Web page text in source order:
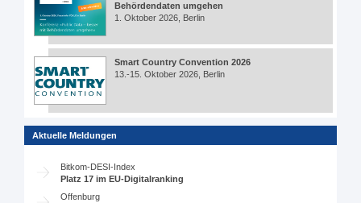
Behördendaten umgehen
1. Oktober 2026, Berlin
Smart Country Convention 2026
13.-15. Oktober 2026, Berlin
Aktuelle Meldungen
Bitkom-DESI-Index
Platz 17 im EU-Digitalranking
Offenburg